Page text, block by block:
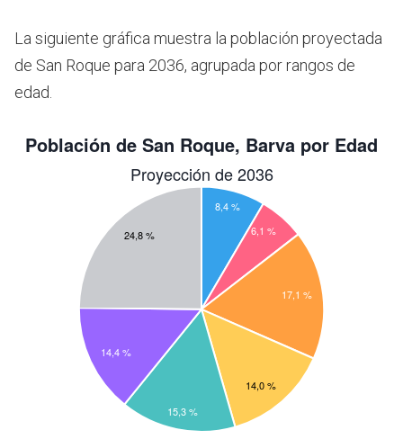
La siguiente gráfica muestra la población proyectada
de San Roque para 2036, agrupada por rangos de
edad.